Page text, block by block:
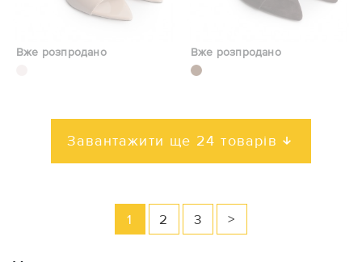
Вже розпродано Вже розпродано
Завантажити ще 24 товарів
1 2 3 >